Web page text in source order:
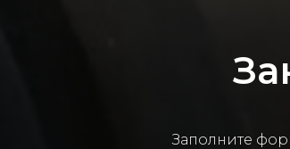
Заполните